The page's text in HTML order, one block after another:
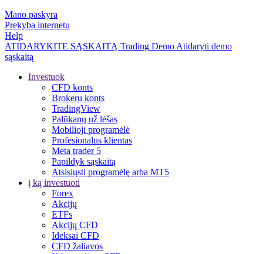
Mano paskyra
Prekyba internetu
Help
ATIDARYKITE SĄSKAITĄ Trading Demo Atidaryti demo
sąskaitą
Investuok
CFD konts
Brokeru konts
TradingView
Palūkanų už lėšas
Mobilioji programėlė
Profesionalus klientas
Meta trader 5
Papildyk sąskaitą
Atsisiųsti programėlę arba MT5
į ką investuoti
Forex
Akcijų
ETFs
Akcijų CFD
Ideksai CFD
CFD žaliavos